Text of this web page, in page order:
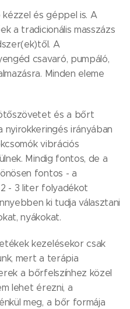
és géppel is. A
a tradicionális masszázs
A
csavaró, pumpáló,
Minden eleme
és a bőrt
nyirokkeringés irányában
vibrációs
Mindig fontos, de a
fontos - a
- 3 liter folyadékot
ki tudja választani
nyákokat.
kezelésekor csak
mert a terápia
a bőrfelszínhez közel
lehet érezni, a
meg, a bőr formája